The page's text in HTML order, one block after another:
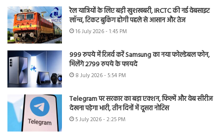
रेल यात्रियों के लिए बड़ी खुशखबरी, IRCTC की नई वेबसाइट
लॉन्च, टिकट बुकिंग होगी पहले से आसान और तेज
16 July 2026 - 1:45 PM
999 रुपये में रिजर्व करें Samsung का नया फोल्डेबल फोन,
मिलेंगे 2799 रुपये के फायदे
8 July 2026 - 5:54 PM
Telegram पर सरकार का बड़ा एक्शन, फिल्में और वेब सीरीज
देखना पड़ेगा भारी, तीन दिनों में दूसरा नोटिस
5 July 2026 - 2:25 PM